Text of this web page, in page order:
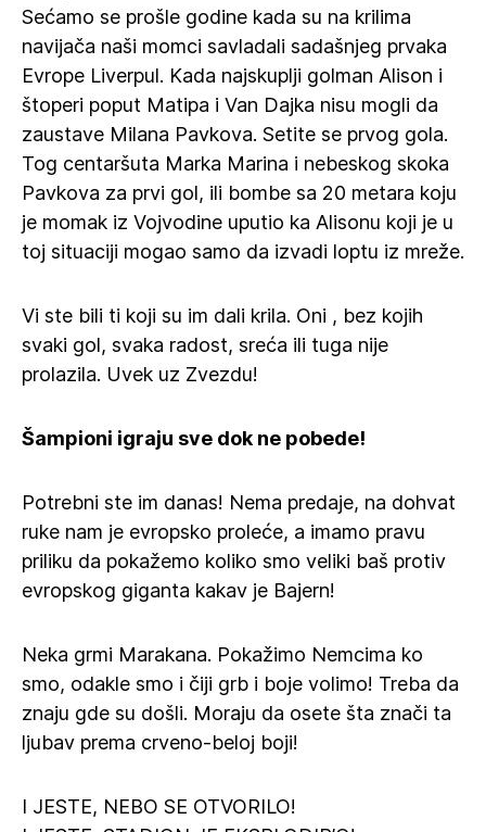
Sećamo se prošle godine kada su na krilima
navijača naši momci savladali sadašnjeg prvaka
Evrope Liverpul. Kada najskuplji golman Alison i
štoperi poput Matipa i Van Dajka nisu mogli da
zaustave Milana Pavkova. Setite se prvog gola.
Tog centaršuta Marka Marina i nebeskog skoka
Pavkova za prvi gol, ili bombe sa 20 metara koju
je momak iz Vojvodine uputio ka Alisonu koji je u
toj situaciji mogao samo da izvadi loptu iz mreže.
Vi ste bili ti koji su im dali krila. Oni , bez kojih
svaki gol, svaka radost, sreća ili tuga nije
prolazila. Uvek uz Zvezdu!
Šampioni igraju sve dok ne pobede!
Potrebni ste im danas! Nema predaje, na dohvat
ruke nam je evropsko proleće, a imamo pravu
priliku da pokažemo koliko smo veliki baš protiv
evropskog giganta kakav je Bajern!
Neka grmi Marakana. Pokažimo Nemcima ko
smo, odakle smo i čiji grb i boje volimo! Treba da
znaju gde su došli. Moraju da osete šta znači ta
ljubav prema crveno-beloj boji!
I JESTE, NEBO SE OTVORILO!